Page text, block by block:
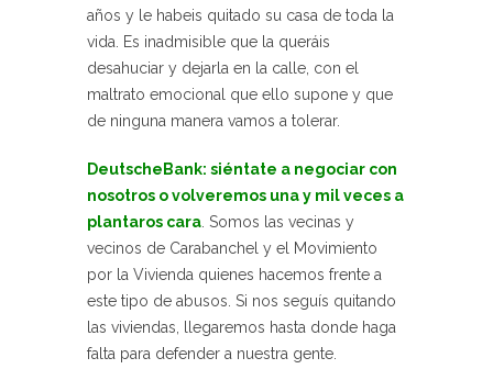
años y le habeis quitado su casa de toda la
vida. Es inadmisible que la queráis
desahuciar y dejarla en la calle, con el
maltrato emocional que ello supone y que
de ninguna manera vamos a tolerar.
DeutscheBank: siéntate a negociar con
nosotros o volveremos una y mil veces a
plantaros cara. Somos las vecinas y
vecinos de Carabanchel y el Movimiento
por la Vivienda quienes hacemos frente a
este tipo de abusos. Si nos seguís quitando
las viviendas, llegaremos hasta donde haga
falta para defender a nuestra gente.